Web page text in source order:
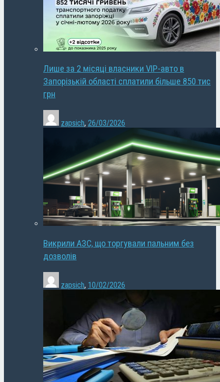
Лише за 2 місяці власники VIP-авто в
Запорізькій області сплатили більше 850 тис
грн
zapsich, 26/03/2026
Викрили АЗС, що торгували пальним без
дозволів
zapsich, 10/02/2026